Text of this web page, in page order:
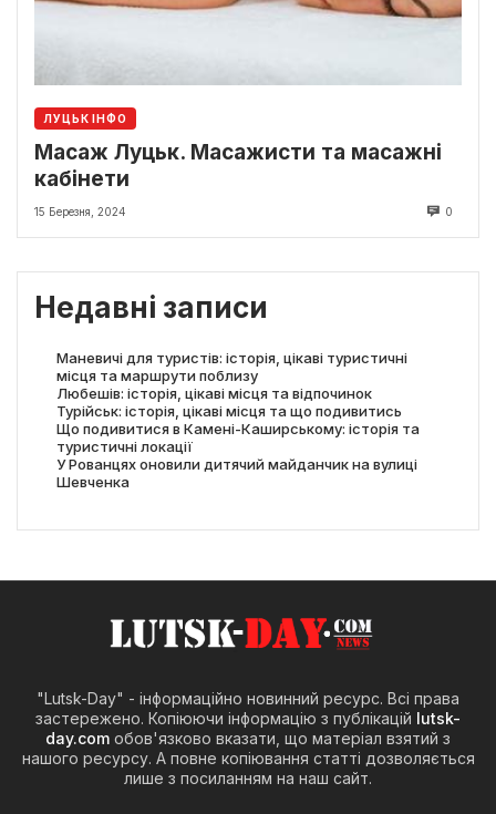
ЛУЦЬК ІНФО
Масаж Луцьк. Масажисти та масажні
кабінети
15 Березня, 2024 0
Недавні записи
Маневичі для туристів: історія, цікаві туристичні
місця та маршрути поблизу
Любешів: історія, цікаві місця та відпочинок
Турійськ: історія, цікаві місця та що подивитись
Що подивитися в Камені-Каширському: історія та
туристичні локації
У Рованцях оновили дитячий майданчик на вулиці
Шевченка
"Lutsk-Day" - інформаційно новинний ресурс. Всі права
застережено. Копіюючи інформацію з публікацій lutsk-
day.com обов'язково вказати, що матеріал взятий з
нашого ресурсу. А повне копіювання статті дозволяється
лише з посиланням на наш сайт.